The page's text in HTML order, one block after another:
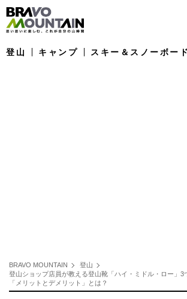
登山 キャンプ スキー＆スノーボード
BRAVO MOUNTAIN
登山
登山ショップ店員が教える登山靴「ハイ・ミドル・ロー」3
「メリットとデメリット」とは？